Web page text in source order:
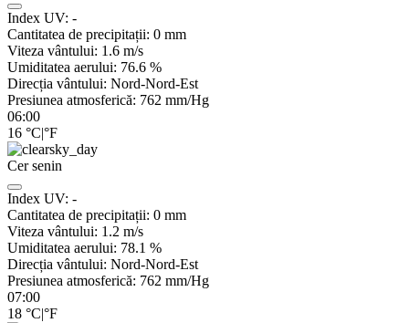
Index UV: -
Cantitatea de precipitații: 0 mm
Viteza vântului: 1.6 m/s
Umiditatea aerului: 76.6 %
Direcția vântului: Nord-Nord-Est
Presiunea atmosferică: 762 mm/Hg
06:00
16 °C|°F
Cer senin
Index UV: -
Cantitatea de precipitații: 0 mm
Viteza vântului: 1.2 m/s
Umiditatea aerului: 78.1 %
Direcția vântului: Nord-Nord-Est
Presiunea atmosferică: 762 mm/Hg
07:00
18 °C|°F